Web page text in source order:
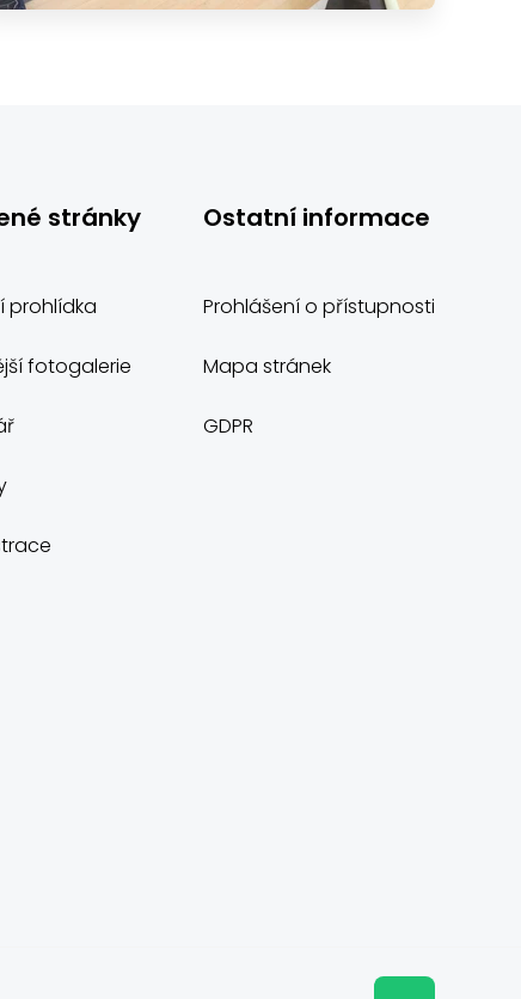
stránky
prohlídka
fotogalerie
Ostatní informace
Prohlášení o přístupnosti
Mapa stránek
GDPR